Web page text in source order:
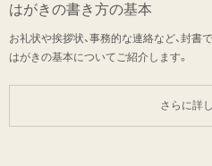
はがきの書き方の基本
お礼状や挨拶状、事務的な連絡など、封書
はがきの基本についてご紹介します。
さらに詳